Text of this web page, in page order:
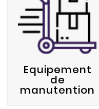
Equipement
de
manutention